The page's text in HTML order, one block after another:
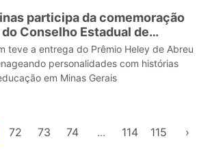
participa da comemoração
Conselho Estadual de
teve a entrega do Prêmio Heley de Abreu
personalidades com histórias
em Minas Gerais
72 73 74 ... 114 115 ›